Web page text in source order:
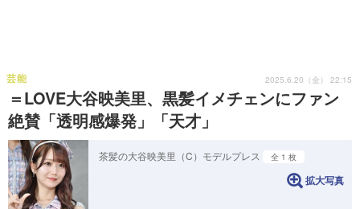
＝LOVE大谷映美里、黒髪イメチェンにファン
絶賛「透明感爆発」「天才」
芸能 2025.6.20（金） 22:15
茶髪の大谷映美里（C）モデルプレス 全 1 枚
拡大写真